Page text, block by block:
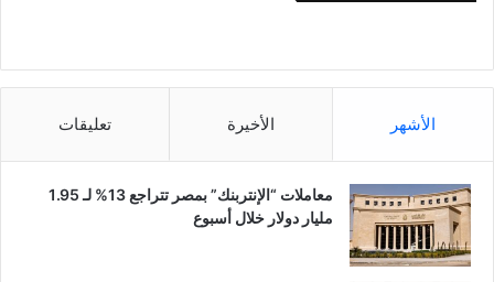
الأشهر الأخيرة تعليقات
معاملات “الإنتربنك” بمصر تتراجع 13% لـ 1.95
مليار دولار خلال أسبوع